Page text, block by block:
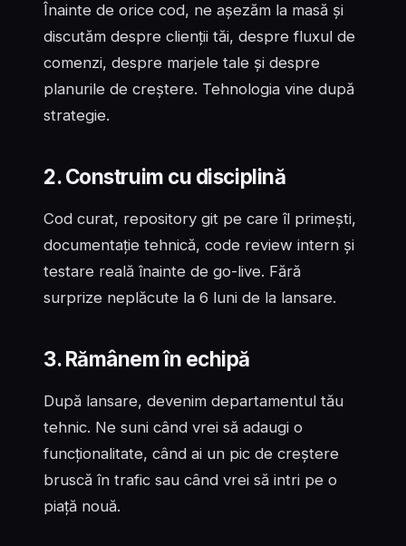
Înainte de orice cod, ne așezăm la masă și
discutăm despre clienții tăi, despre fluxul de
comenzi, despre marjele tale și despre
planurile de creștere. Tehnologia vine după
strategie.
2. Construim cu disciplină
Cod curat, repository git pe care îl primești,
documentație tehnică, code review intern și
testare reală înainte de go-live. Fără
surprize neplăcute la 6 luni de la lansare.
3. Rămânem în echipă
După lansare, devenim departamentul tău
tehnic. Ne suni când vrei să adaugi o
funcționalitate, când ai un pic de creștere
bruscă în trafic sau când vrei să intri pe o
piață nouă.